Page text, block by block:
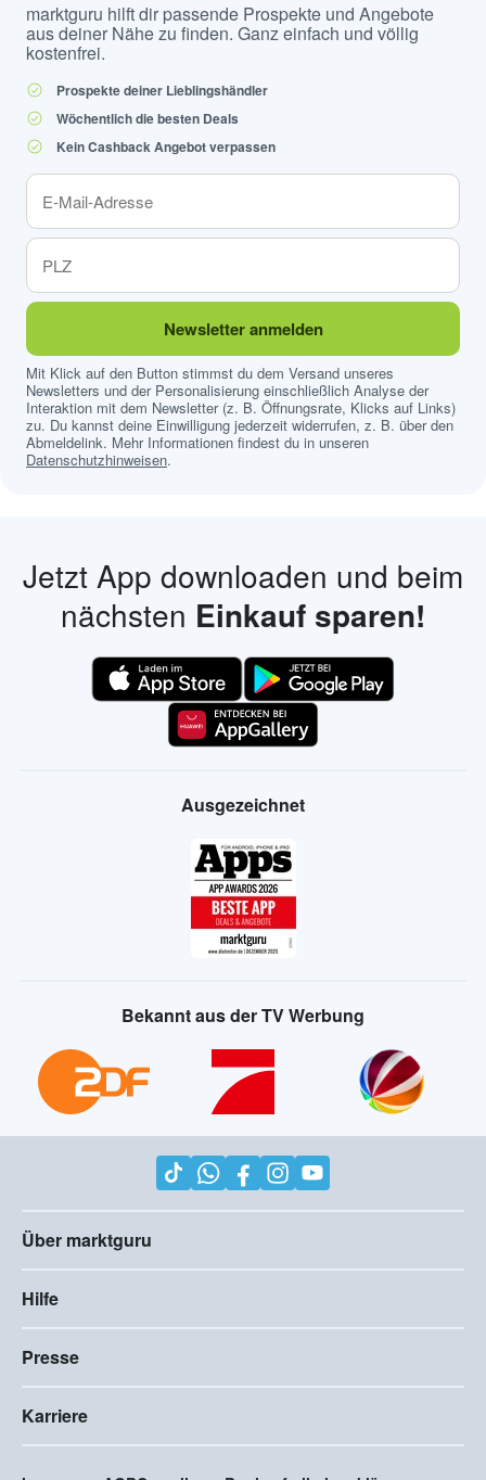
marktguru hilft dir passende Prospekte und Angebote
aus deiner Nähe zu finden. Ganz einfach und völlig
kostenfrei.
Prospekte deiner Lieblingshändler
Wöchentlich die besten Deals
Kein Cashback Angebot verpassen
Newsletter anmelden
Mit Klick auf den Button stimmst du dem Versand unseres
Newsletters und der Personalisierung einschließlich Analyse der
Interaktion mit dem Newsletter (z. B. Öffnungsrate, Klicks auf Links)
zu. Du kannst deine Einwilligung jederzeit widerrufen, z. B. über den
Abmeldelink. Mehr Informationen findest du in unseren
Datenschutzhinweisen.
Jetzt App downloaden und beim
nächsten Einkauf sparen!
Ausgezeichnet
Bekannt aus der TV Werbung
Über marktguru
Hilfe
Presse
Karriere